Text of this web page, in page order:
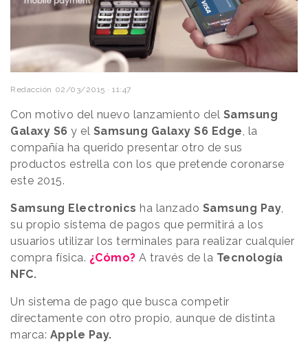
Redacción 02/03/2015 · 11:47
Con motivo del nuevo lanzamiento del Samsung
Galaxy S6 y el Samsung Galaxy S6 Edge, la
compañía ha querido presentar otro de sus
productos estrella con los que pretende coronarse
este 2015.
Samsung Electronics ha lanzado Samsung Pay,
su propio sistema de pagos que permitirá a los
usuarios utilizar los terminales para realizar cualquier
compra física. ¿Cómo? A través de la Tecnología
NFC.
Un sistema de pago que busca competir
directamente con otro propio, aunque de distinta
marca: Apple Pay.